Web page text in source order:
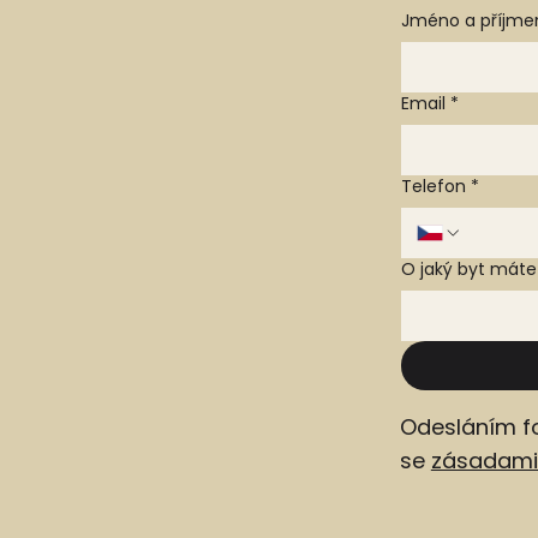
Jméno a
Email *
Telefon *
O jaký byt
Odesláním
se